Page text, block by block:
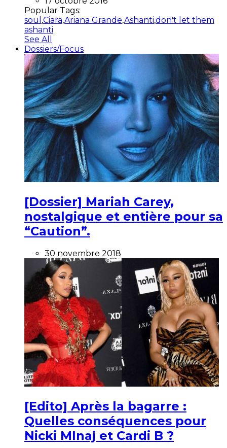
Popular Tags:
soul ,Ciara,Ariana Grande,Ashanti,don't let them
ashanti
See All
Dossiers/Focus
[Dossier] Mariah Carey,
nostalgique et entière pour sa
“Caution”.
30 novembre 2018
[Edito] Après la bagarre :
Quelles conséquences pour
Nicki MInaj et Cardi B ?